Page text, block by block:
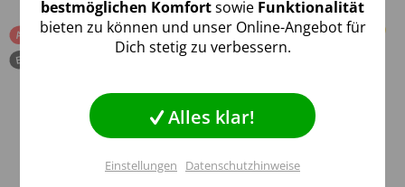
Ausverkauft
Einzelstück
Ausverkauft
Inaktiv
Personalisierung Inaktiv
Inaktiv
bestmöglichen Komfortsowie Funktionalität
bieten zu können und unser Online-Angebot für
Dich stetig zu verbessern.
Alles klar!
Einstellungen Datenschutzhinweise